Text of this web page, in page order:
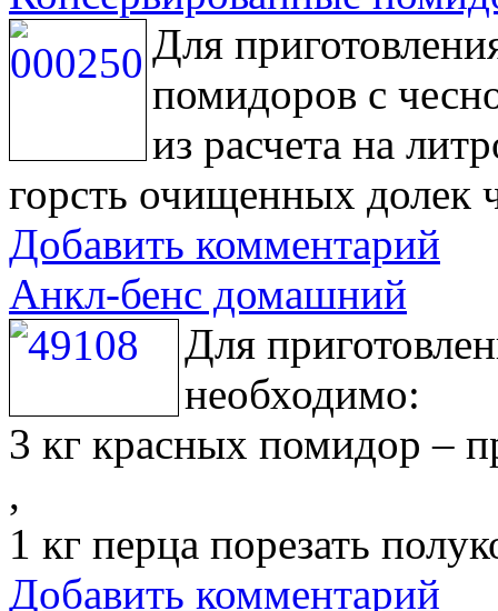
Для
помидоров с
из расчета на
горсть очищенных долек
Добавить комментарий
Анкл-бенс домашний
Для
необходимо:
3 кг красных помидор –
,
1 кг перца порезать
Добавить комментарий